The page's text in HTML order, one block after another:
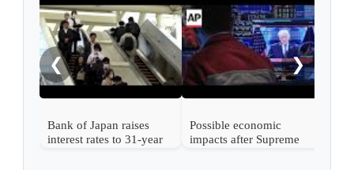
❮
Bank of Japan raises
interest rates to 31-year
Possible economic
impacts after Supreme
❯